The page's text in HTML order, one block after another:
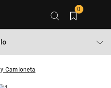
0
Camioneta